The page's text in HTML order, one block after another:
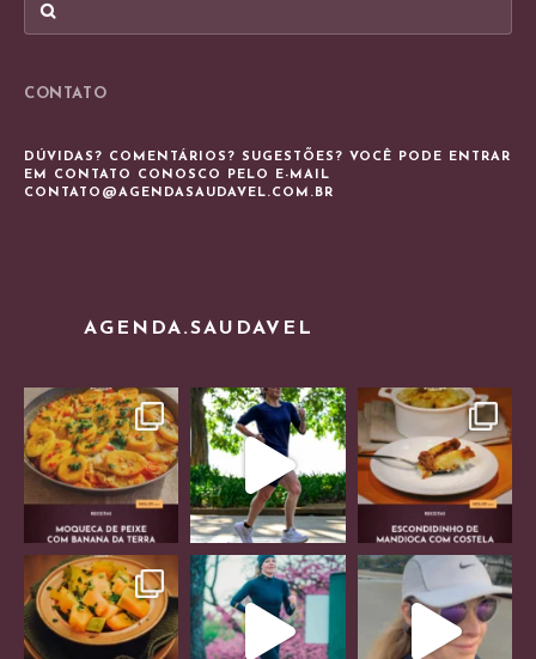
CONTATO
DÚVIDAS? COMENTÁRIOS? SUGESTÕES? VOCÊ PODE ENTRAR
EM CONTATO CONOSCO PELO E-MAIL
CONTATO@AGENDASAUDAVEL.COM.BR
AGENDA.SAUDAVEL